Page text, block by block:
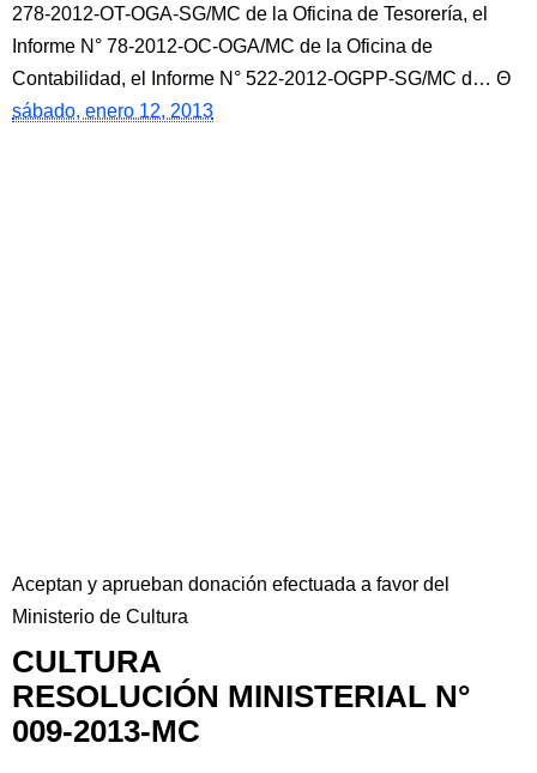
278-2012-OT-OGA-SG/MC de la Oficina de Tesorería, el
Informe N° 78-2012-OC-OGA/MC de la Oficina de
Contabilidad, el Informe N° 522-2012-OGPP-SG/MC d…
sábado, enero 12, 2013
Aceptan y aprueban donación efectuada a favor del
Ministerio de Cultura
CULTURA
RESOLUCIÓN MINISTERIAL N°
009-2013-MC